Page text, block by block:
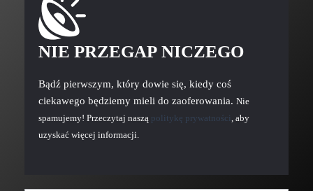
NIE PRZEGAP NICZEGO
Bądź pierwszym, który dowie się, kiedy coś
ciekawego będziemy mieli do zaoferowania. Nie
spamujemy! Przeczytaj naszą politykę prywatności , aby
uzyskać więcej informacji.